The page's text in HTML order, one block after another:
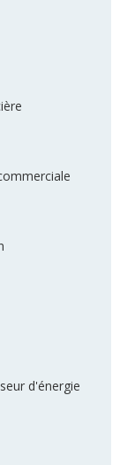
d'énergie